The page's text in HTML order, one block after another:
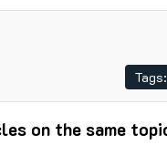
Tags:
on the same